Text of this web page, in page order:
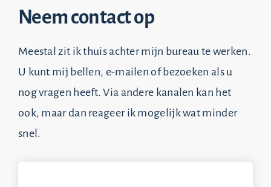
Neem contact op
Meestal zit ik thuis achter mijn bureau te werken.
U kunt mij bellen, e-mailen of bezoeken als u
nog vragen heeft. Via andere kanalen kan het
ook, maar dan reageer ik mogelijk wat minder
snel.